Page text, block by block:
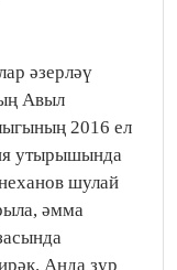
әзерләү
Авыл
2016 ел
утырышында
шулай
әмма
Анда зур